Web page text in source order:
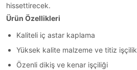
hissettirecek.
Ürün Özellikleri
Kaliteli iç astar kaplama
Yüksek kalite malzeme ve titiz işçilik
Özenli dikiş ve kenar işçiliği